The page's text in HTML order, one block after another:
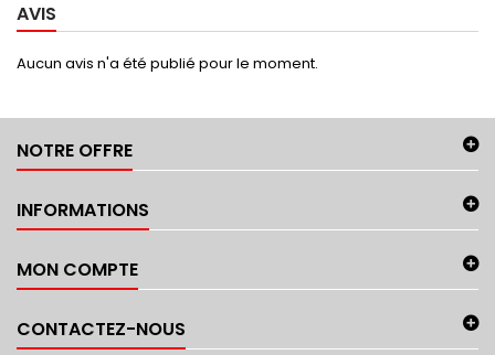
AVIS
Aucun avis n'a été publié pour le moment.
NOTRE OFFRE
INFORMATIONS
MON COMPTE
CONTACTEZ-NOUS